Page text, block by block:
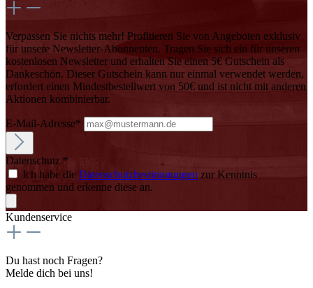
Verpassen Sie nichts mehr! Profitieren Sie von Angeboten exklusiv
für unsere Newsletter-Abonnenten. Tragen Sie sich ein für unseren
kostenlosen Newsletter und erhalten Sie einen 5€ Gutschein als
Dankeschön. Dieser Gutschein kann nur einmal verwendet werden,
erfordert einen Mindestbestellwert von 50€ und ist nicht mit anderen
Aktionen kombinierbar.
E-Mail-Adresse*
Datenschutz *
Ich habe die Datenschutzbestimmungen zur Kenntnis
genommen und erkenne diese an.
Kundenservice
Du hast noch Fragen?
Melde dich bei uns!